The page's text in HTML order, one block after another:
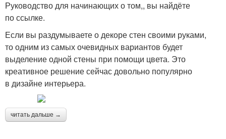
Руководство для начинающих о том,, вы найдёте
по ссылке.
Если вы раздумываете о декоре стен своими руками,
то одним из самых очевидных вариантов будет
выделение одной стены при помощи цвета. Это
креативное решение сейчас довольно популярно
в дизайне интерьера.
читать дальше →